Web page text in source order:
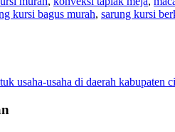
kursi bagus murah, sarung kursi
usaha-usaha di daerah kabupaten